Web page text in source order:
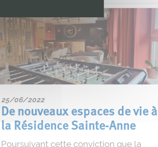
25/06/2022
De nouveaux espaces de vie à
la Résidence Sainte-Anne
Poursuivant cette conviction que la